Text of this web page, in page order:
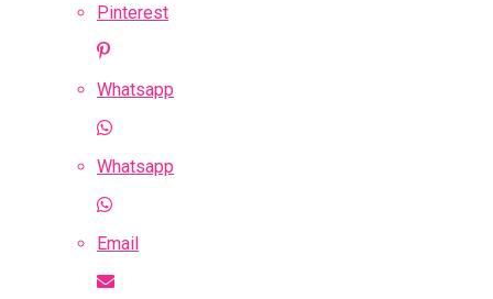
Pinterest
Whatsapp
Whatsapp
Email